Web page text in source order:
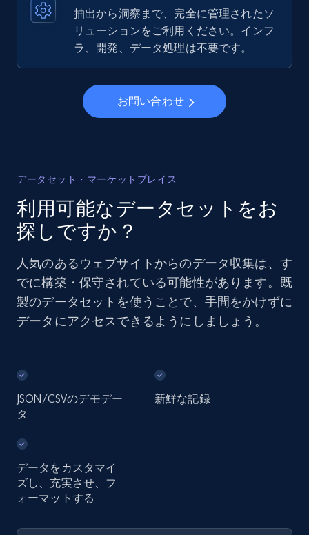
抽出から洞察まで、完全に管理されたソ
リューションをご利用ください。インフ
ラ、開発、データ処理は不要です。
お問い合わせ
データセット・マーケットプレイス
利用可能なデータセットをお
探しですか？
人気のあるウェブサイトからのデータ収集は、す
でに構築・保守されている可能性があります。既
製のデータセットを使うことで、手間をかけずに
データにアクセスできるようにしましょう。
JSON/CSVのデモデー
タ
新鮮な記録
データをカスタマイ
ズし、充実させ、フ
ォーマットする